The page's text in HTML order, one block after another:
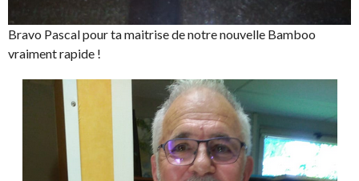
Bravo Pascal pour ta maitrise de notre nouvelle Bamboo
vraiment rapide !